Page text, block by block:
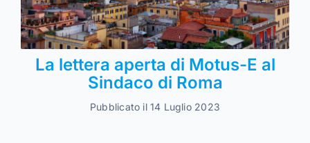
La lettera aperta di Motus-E al
Sindaco di Roma
Pubblicato il 14 Luglio 2023